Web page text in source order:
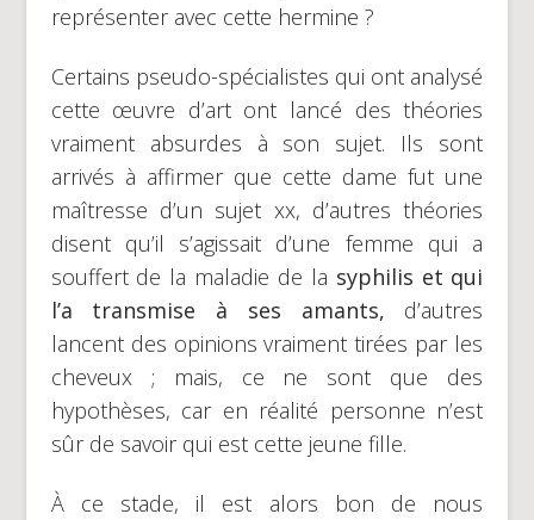
représenter avec cette hermine ?
Certains pseudo-spécialistes qui ont analysé
cette œuvre d’art ont lancé des théories
vraiment absurdes à son sujet. Ils sont
arrivés à affirmer que cette dame fut une
maîtresse d’un sujet xx, d’autres théories
disent qu’il s’agissait d’une femme qui a
souffert de la maladie de la syphilis et qui
l’a transmise à ses amants, d’autres
lancent des opinions vraiment tirées par les
cheveux ; mais, ce ne sont que des
hypothèses, car en réalité personne n’est
sûr de savoir qui est cette jeune fille.
À ce stade, il est alors bon de nous